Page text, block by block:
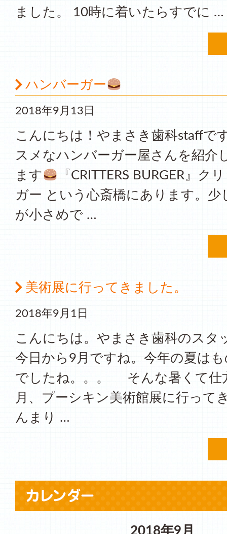
ました。 10時に着いたらすでに …
ハンバーガー
2018年9月13日
こんにちは！やまさき歯科staffで
スメなハンバーガー屋さんを紹介
ます
『CRITTERS BURGER』ク
ガー という心斎橋にあります。少
が小さめで …
美術展に行ってきました。
2018年9月1日
こんにちは。やまさき歯科のス
今日から9月ですね。今年の夏は
でしたね。。。 そんな暑くて仕
月、プーシキン美術館展に行って
んまり …
2018年9月